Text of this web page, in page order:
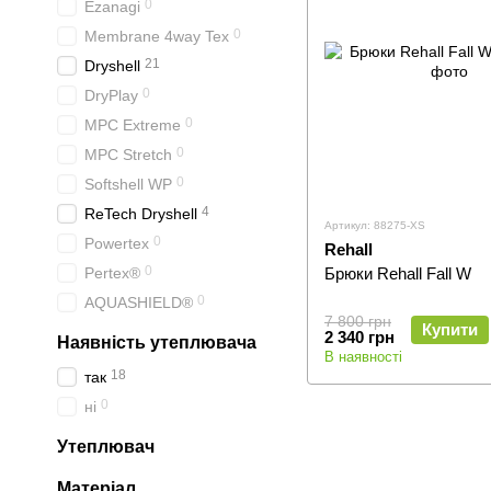
Артикул: 88275-XS
Rehall
Брюки Rehall Fall W
7 800 грн
2 340 грн Купити
В наявності
Ezanagi 0
Membrane 4way Tex 0
Dryshell 21
DryPlay 0
MPC Extreme 0
MPC Stretch 0
Softshell WP 0
ReTech Dryshell 4
Powertex 0
Pertex® 0
AQUASHIELD® 0
Наявність утеплювача
так 18
ні 0
Утеплювач